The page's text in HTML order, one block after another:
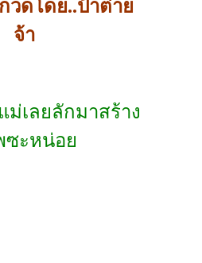
วดโดย..ป้าต่าย
จ้า
ม่เลยลักมาสร้าง
ซะหน่อย